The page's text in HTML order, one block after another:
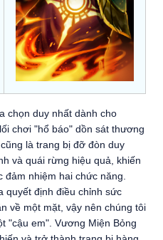
chọn duy nhất dành cho
chơi "hổ báo" dồn sát thương
là trang bị đỡ đòn duy
và quái rừng hiệu quả, khiến
nhiệm hai chức năng.
quyết định điều chỉnh sức
về một mặt, vậy nên chúng tôi
"cậu em". Vương Miện Bỏng